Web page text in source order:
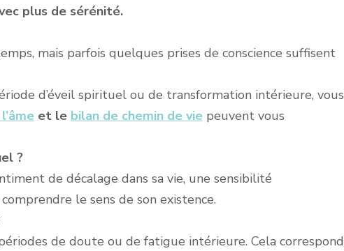
plus de sérénité.
mais parfois quelques prises de conscience suffisent
d’éveil spirituel ou de transformation intérieure, vous
et le bilan de chemin de viepeuvent vous
?
de décalage dans sa vie, une sensibilité
le sens de son existence.
de doute ou de fatigue intérieure. Cela correspond